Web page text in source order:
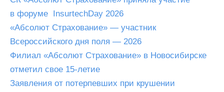
в форуме InsurtechDay 2026
«Абсолют Страхование» — участник
Всероссийского дня поля — 2026
Филиал «Абсолют Страхование» в Новосибирске
отметил свое 15-летие
Заявления от потерпевших при крушении